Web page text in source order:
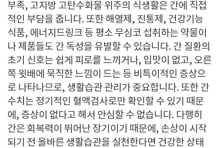
부족, 고지방 고탄수화물 위주의 식생활은 간에 직접
적인 부담을 줍니다. 또한 해열제, 진통제, 건강기능
식품, 에너지드링크 등 평소 무심코 섭취하는 약물이
나 제품들도 간 독성을 유발할 수 있습니다. 간 질환의
초기 신호는 쉽게 피로를 느끼거나, 입맛이 없고, 오른
쪽 윗배에 묵직한 느낌이 드는 등 비특이적인 증상으
로 나타나므로, 생활습관 관리가 중요합니다. 또한 간
수치는 정기적인 혈액검사로만 확인할 수 있기 때문
에, 증상이 없다고 해서 안심할 수 없습니다. 다행히
간은 회복력이 뛰어난 장기이기 때문에, 손상이 시작
되기 전 올바른 생활습관을 실천한다면 건강한 상태